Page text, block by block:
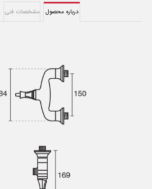
درباره محصول مشخصات فنی